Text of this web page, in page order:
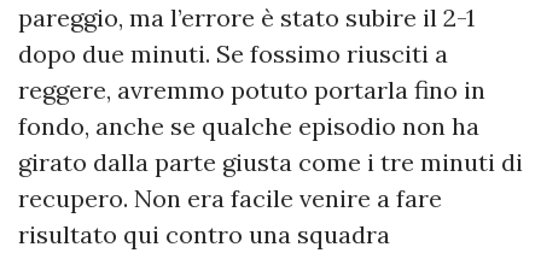
pareggio, ma l’errore è stato subire il 2-1
dopo due minuti. Se fossimo riusciti a
reggere, avremmo potuto portarla fino in
fondo, anche se qualche episodio non ha
girato dalla parte giusta come i tre minuti di
recupero. Non era facile venire a fare
risultato qui contro una squadra